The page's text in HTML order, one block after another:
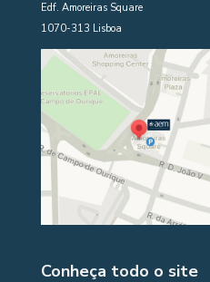
Edf. Amoreiras Square
1070-313 Lisboa
Conheça todo o site